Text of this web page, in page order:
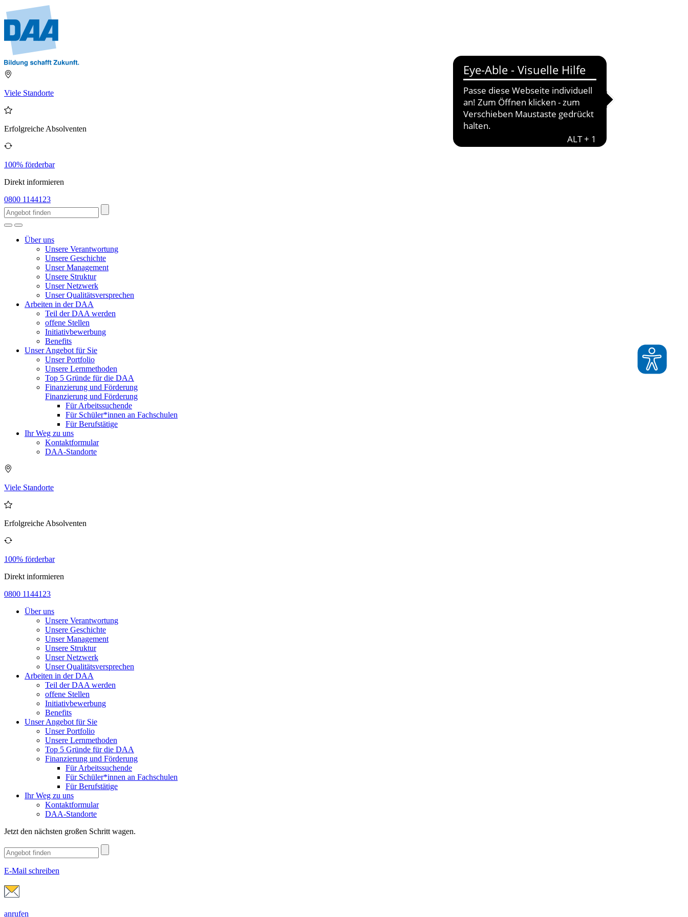
Viele Standorte
Erfolgreiche Absolventen
100% förderbar
Direkt informieren
0800 1144123
Über uns
Unsere Verantwortung
Unsere Geschichte
Unser Management
Unsere Struktur
Unser Netzwerk
Unser Qualitätsversprechen
Arbeiten in der DAA
Teil der DAA werden
offene Stellen
Initiativbewerbung
Benefits
Unser Angebot für Sie
Unser Portfolio
Unsere Lernmethoden
Top 5 Gründe für die DAA
Finanzierung und Förderung
Finanzierung und Förderung
Für Arbeitssuchende
Für Schüler*innen an Fachschulen
Für Berufstätige
Ihr Weg zu uns
Kontaktformular
DAA-Standorte
Viele Standorte
Erfolgreiche Absolventen
100% förderbar
Direkt informieren
0800 1144123
Über uns
Unsere Verantwortung
Unsere Geschichte
Unser Management
Unsere Struktur
Unser Netzwerk
Unser Qualitätsversprechen
Arbeiten in der DAA
Teil der DAA werden
offene Stellen
Initiativbewerbung
Benefits
Unser Angebot für Sie
Unser Portfolio
Unsere Lernmethoden
Top 5 Gründe für die DAA
Finanzierung und Förderung
Für Arbeitssuchende
Für Schüler*innen an Fachschulen
Für Berufstätige
Ihr Weg zu uns
Kontaktformular
DAA-Standorte
Jetzt den nächsten großen Schritt wagen.
E-Mail schreiben
anrufen